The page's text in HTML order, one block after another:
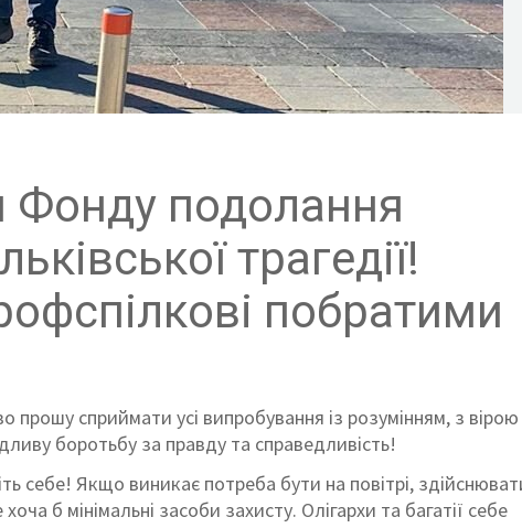
Фонду подолання
трагедії!
побратими
прошу сприймати усі випробування із розумінням, з
боротьбу за правду та справедливість!
себе! Якщо виникає потреба бути на повітрі,
хоча б мінімальні засоби захисту. Олігархи та багатії себе